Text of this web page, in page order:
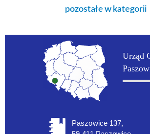
pozostałe w kategorii
Urząd
Paszowice 137,